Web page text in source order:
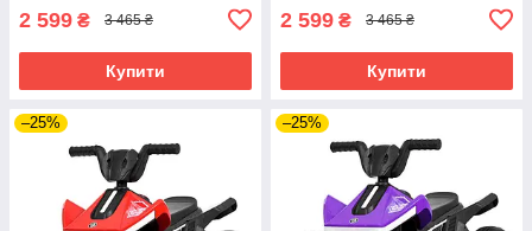
2 599 ₴ 3 465 ₴
Купити
2 599 ₴ 3 465 ₴
Купити
–25% –25%